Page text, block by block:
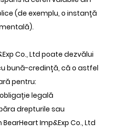
(de exemplu, o instanță
Co., Ltd poate dezvălui
bună-credință, că o astfel
pentru:
legală
drepturile sau
Imp&Exp Co., Ltd